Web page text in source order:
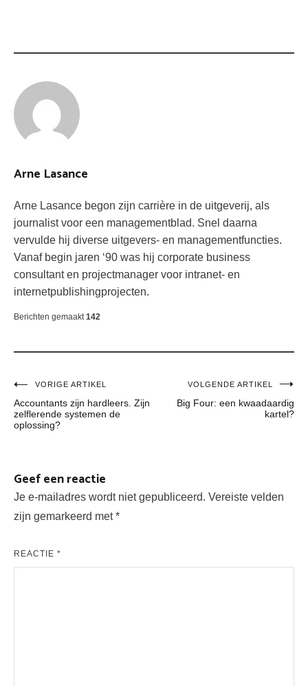
Arne Lasance
Arne Lasance begon zijn carrière in de uitgeverij, als
journalist voor een managementblad. Snel daarna
vervulde hij diverse uitgevers- en managementfuncties.
Vanaf begin jaren ‘90 was hij corporate business
consultant en projectmanager voor intranet- en
internetpublishingprojecten.
Berichten gemaakt 142
Bericht
navigatie
VORIGE ARTIKEL
Accountants zijn hardleers. Zijn
zelflerende systemen de
oplossing?
VOLGENDE ARTIKEL
Big Four: een kwaadaardig
kartel?
Geef een reactie
Je e-mailadres wordt niet gepubliceerd. Vereiste velden
zijn gemarkeerd met*
REACTIE *